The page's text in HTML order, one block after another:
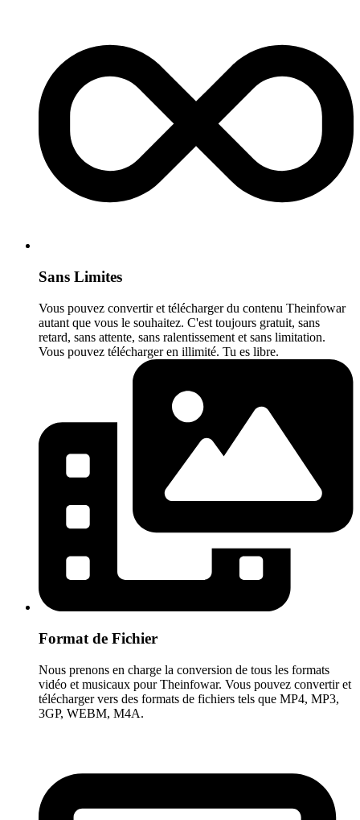
Sans Limites
Vous pouvez convertir et télécharger du contenu Theinfowar
autant que vous le souhaitez. C'est toujours gratuit, sans
retard, sans attente, sans ralentissement et sans limitation.
Vous pouvez télécharger en illimité. Tu es libre.
Format de Fichier
Nous prenons en charge la conversion de tous les formats
vidéo et musicaux pour Theinfowar. Vous pouvez convertir et
télécharger vers des formats de fichiers tels que MP4, MP3,
3GP, WEBM, M4A.